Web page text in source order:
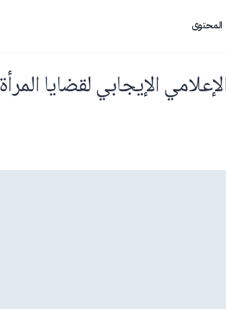
المحتوى
الإيجابي لقضايا المرأة